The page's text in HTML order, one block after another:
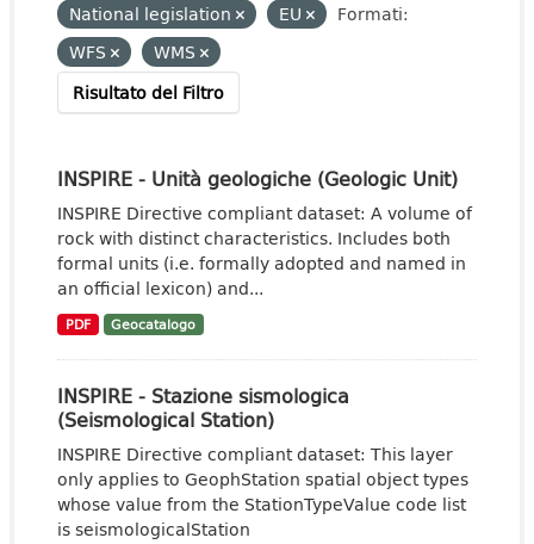
National legislation
EU
Formati:
WFS
WMS
Risultato del Filtro
INSPIRE - Unità geologiche (Geologic Unit)
INSPIRE Directive compliant dataset: A volume of
rock with distinct characteristics. Includes both
formal units (i.e. formally adopted and named in
an official lexicon) and...
PDF Geocatalogo
INSPIRE - Stazione sismologica
(Seismological Station)
INSPIRE Directive compliant dataset: This layer
only applies to GeophStation spatial object types
whose value from the StationTypeValue code list
is seismologicalStation